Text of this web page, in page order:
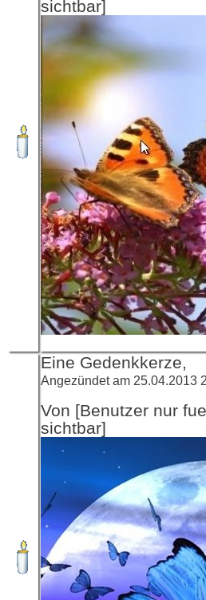
sichtbar]
Eine Gedenkkerze,
Angezündet am 25.04.2013
Von [Benutzer nur
sichtbar]